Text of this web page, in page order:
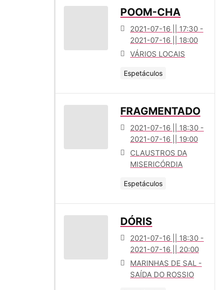
POOM-CHA
2021-07-16 || 17:30 -
2021-07-16 || 18:00
VÁRIOS LOCAIS
Espetáculos
FRAGMENTADO
2021-07-16 || 18:30 -
2021-07-16 || 19:00
CLAUSTROS DA
MISERICÓRDIA
Espetáculos
DÓRIS
2021-07-16 || 18:30 -
2021-07-16 || 20:00
MARINHAS DE SAL -
SAÍDA DO ROSSIO